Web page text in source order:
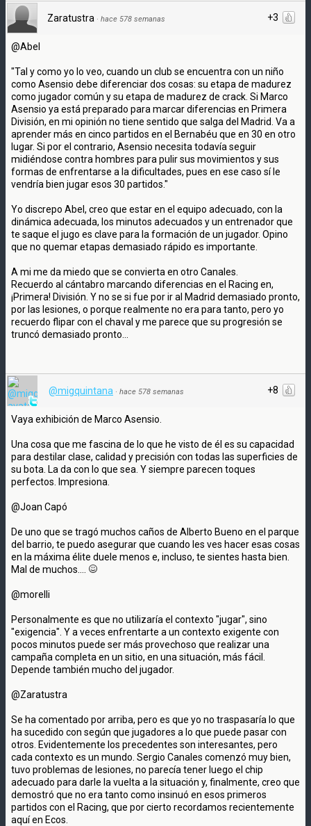
+3
Zaratustra · hace 578 semanas
@Abel
"Tal y como yo lo veo, cuando un club se encuentra con un niño
como Asensio debe diferenciar dos cosas: su etapa de madurez
como jugador común y su etapa de madurez de crack. Si Marco
Asensio ya está preparado para marcar diferencias en Primera
División, en mi opinión no tiene sentido que salga del Madrid. Va a
aprender más en cinco partidos en el Bernabéu que en 30 en otro
lugar. Si por el contrario, Asensio necesita todavía seguir
midiéndose contra hombres para pulir sus movimientos y sus
formas de enfrentarse a la dificultades, pues en ese caso sí le
vendría bien jugar esos 30 partidos."
Yo discrepo Abel, creo que estar en el equipo adecuado, con la
dinámica adecuada, los minutos adecuados y un entrenador que
te saque el jugo es clave para la formación de un jugador. Opino
que no quemar etapas demasiado rápido es importante.
A mi me da miedo que se convierta en otro Canales.
Recuerdo al cántabro marcando diferencias en el Racing en,
¡Primera! División. Y no se si fue por ir al Madrid demasiado pronto,
por las lesiones, o porque realmente no era para tanto, pero yo
recuerdo flipar con el chaval y me parece que su progresión se
truncó demasiado pronto...
+8
@migquintana · hace 578 semanas
Vaya exhibición de Marco Asensio.
Una cosa que me fascina de lo que he visto de él es su capacidad
para destilar clase, calidad y precisión con todas las superficies de
su bota. La da con lo que sea. Y siempre parecen toques
perfectos. Impresiona.
@Joan Capó
De uno que se tragó muchos caños de Alberto Bueno en el parque
del barrio, te puedo asegurar que cuando les ves hacer esas cosas
en la máxima élite duele menos e, incluso, te sientes hasta bien.
Mal de muchos....
@morelli
Personalmente es que no utilizaría el contexto "jugar", sino
"exigencia". Y a veces enfrentarte a un contexto exigente con
pocos minutos puede ser más provechoso que realizar una
campaña completa en un sitio, en una situación, más fácil.
Depende también mucho del jugador.
@Zaratustra
Se ha comentado por arriba, pero es que yo no traspasaría lo que
ha sucedido con según que jugadores a lo que puede pasar con
otros. Evidentemente los precedentes son interesantes, pero
cada contexto es un mundo. Sergio Canales comenzó muy bien,
tuvo problemas de lesiones, no parecía tener luego el chip
adecuado para darle la vuelta a la situación y, finalmente, creo que
demostró que no era tanto como insinuó en esos primeros
partidos con el Racing, que por cierto recordamos recientemente
aquí en Ecos.